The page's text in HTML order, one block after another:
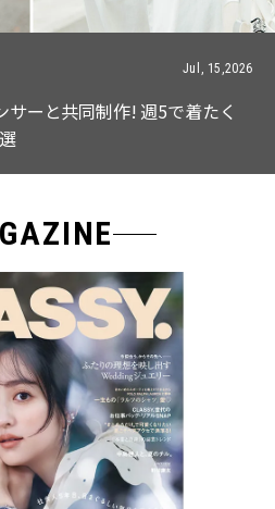
Jul, 15,2026
サーと共同制作! 週5で着たく